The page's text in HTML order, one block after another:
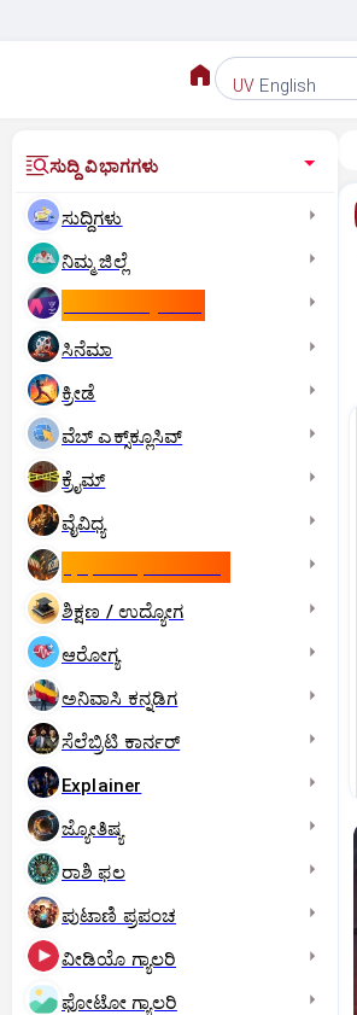
UV English
ಸುದ್ದಿ ವಿಭಾಗಗಳು
ಸುದ್ದಿಗಳು
ನಿಮ್ಮ ಜಿಲ್ಲೆ
ಸಿನೆಮಾ
ಕ್ರೀಡೆ
ವೆಬ್ ಎಕ್ಸ್‌ಕ್ಲೂಸಿವ್
ಕ್ರೈಮ್
ವೈವಿಧ್ಯ
ಶಿಕ್ಷಣ / ಉದ್ಯೋಗ
ಆರೋಗ್ಯ
ಅನಿವಾಸಿ ಕನ್ನಡಿಗ
ಸೆಲೆಬ್ರಿಟಿ ಕಾರ್ನರ್‌
Explainer
ಜ್ಯೋತಿಷ್ಯ
ರಾಶಿ ಫಲ
ಪುಟಾಣಿ ಪ್ರಪಂಚ
ವೀಡಿಯೊ ಗ್ಯಾಲರಿ
ಫೋಟೋ ಗ್ಯಾಲರಿ